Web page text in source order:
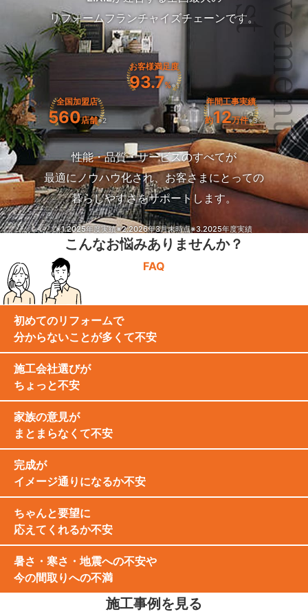
リフォームフランチャイズチェーンです。
お客様満足度
93.7%※1
全国加盟店
560店舗※2
年間工事実績
約12万件※3
性能・品質・サービスのすべてが
最適にノウハウ化され、お客さまにとっての
暮らしやすさをサポートします。
※1.2025年度実績※2.2026年3月末時点※3.2025年度実績
こんなお悩みありませんか？
FAQ
初めてのリフォームで
分からないことが多くて不安
施工会社選びが
ちょっと不安
家族の意見が
まとまらなくて不安
完成が
イメージ通りになるか不安
ちゃんと要望に
応えてくれるか不安
暑さ・寒さ・地震への不安や
今の間取りへの不満
施工事例を見る